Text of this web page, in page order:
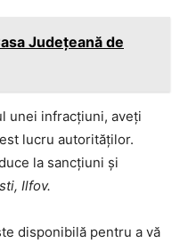
Județeană de
unei infracțiuni, aveți
lucru autorităților.
la sancțiuni și
Ilfov.
disponibilă pentru a vă